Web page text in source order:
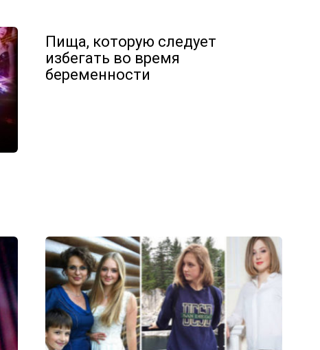
Пища, которую следует
избегать во время
беременности